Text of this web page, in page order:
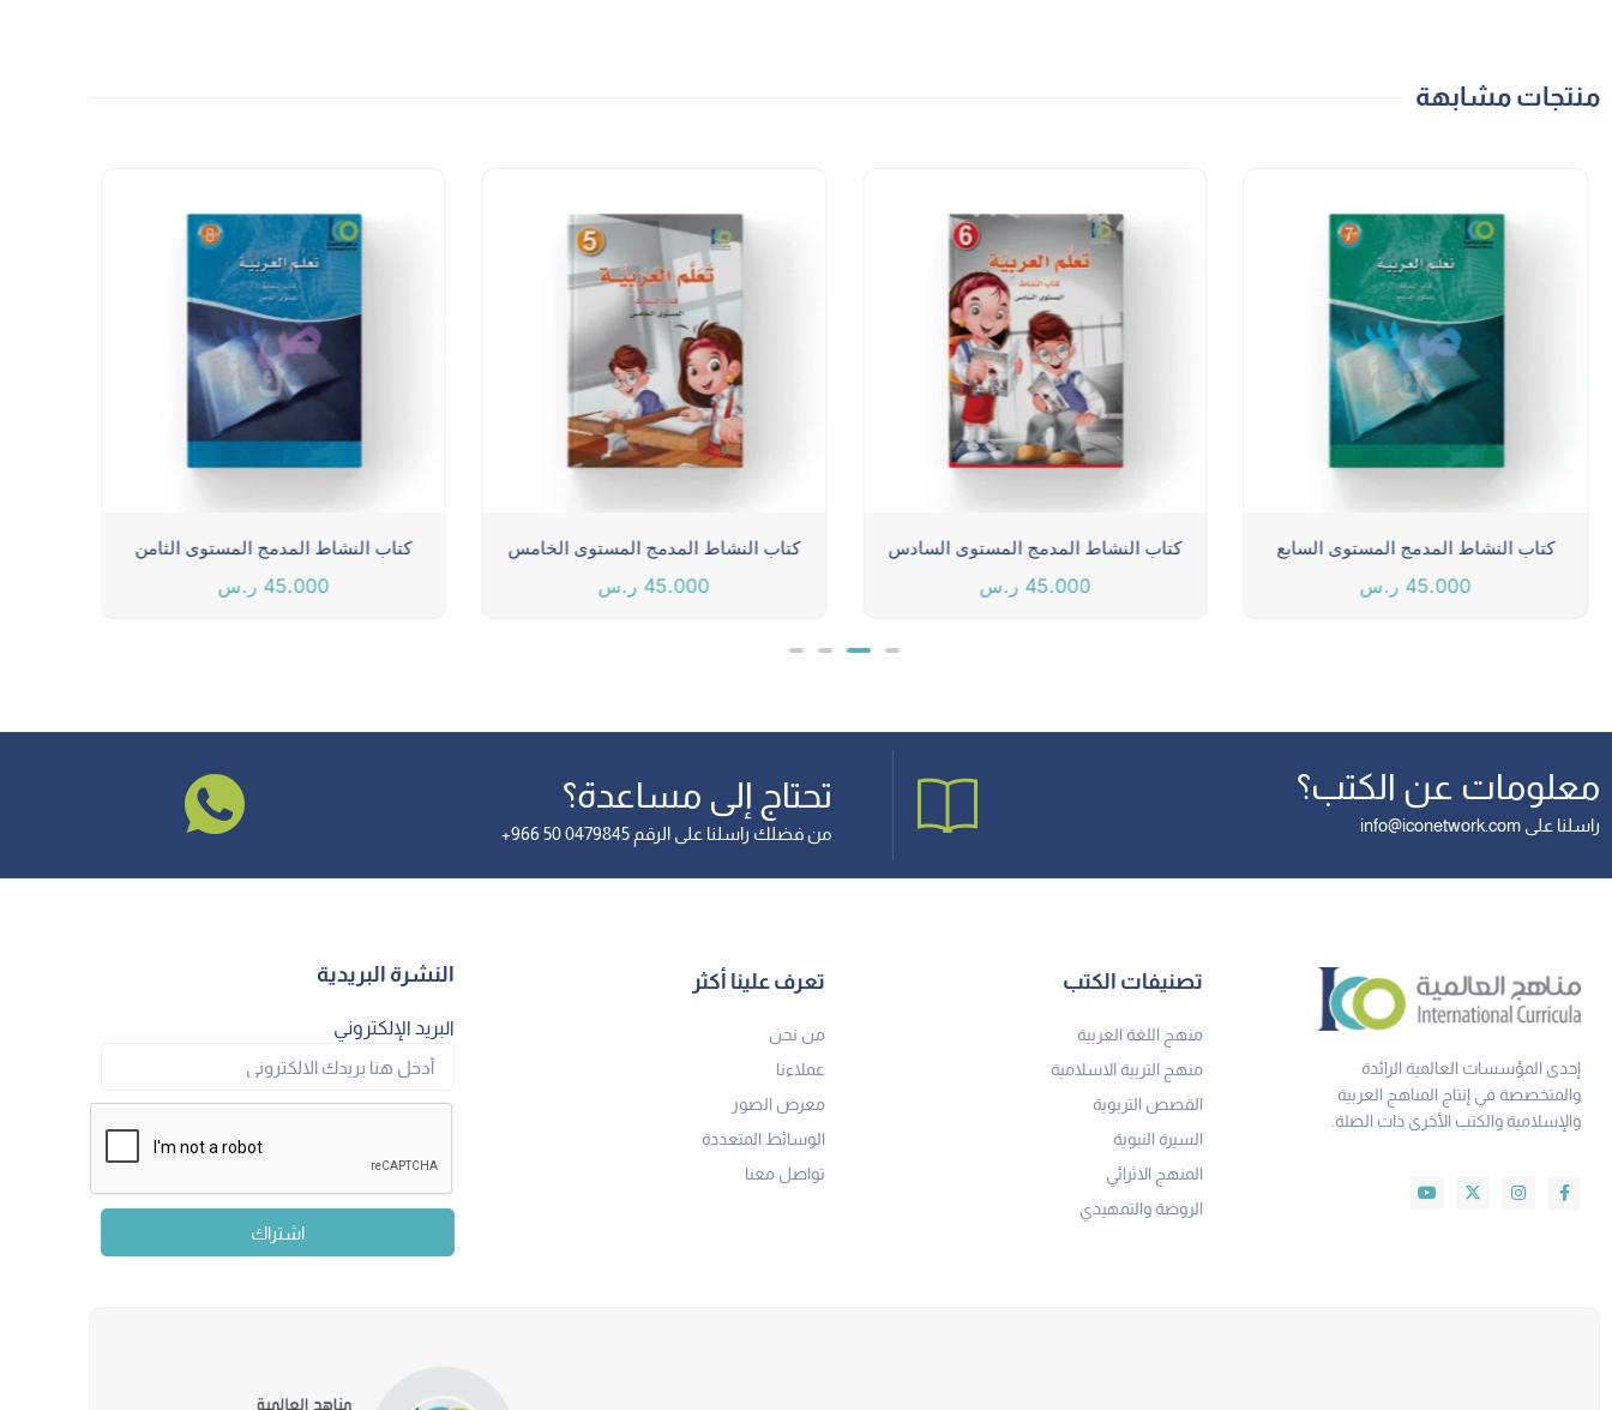
منتجات مشابهة
كتاب النشاط المدمج المستوى السابع
45.000 ر.س
كتاب النشاط المدمج المستوى السادس
45.000 ر.س
كتاب النشاط المدمج المستوى الخامس
45.000 ر.س
كتاب النشاط المدمج المستوى الثامن
45.000 ر.س
معلومات عن الكتب؟
راسلنا على info@iconetwork.com
تحتاج إلى مساعدة؟
من فضلك راسلنا على الرقم 0479845 50 966+
إحدى المؤسسات العالمية الرائدة
والمتخصصة في إنتاج المناهج العربية
والإسلامية والكتب الأخرى ذات الصلة.
تصنيفات الكتب
منهج اللغة العربية
منهج التربية الاسلامية
القصص التربوية
السيرة النبوية
المنهج الاثرائي
الروضة والتمهيدي
تعرف علينا أكثر
من نحن
عملاءنا
معرض الصور
الوسائط المتعددة
تواصل معنا
النشرة البريدية
البريد الإلكتروني
اشتراك